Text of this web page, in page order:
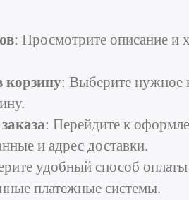
: Просмотрите описание и
корзину: Выберите нужное
: Перейдите к
и адрес доставки.
удобный способ
платежные системы.